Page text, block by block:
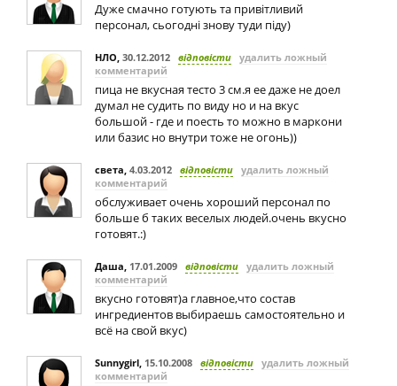
Дуже смачно готують та привітливий
персонал, сьогодні знову туди піду)
НЛО, 30.12.2012 відповісти удалить ложный
комментарий
пица не вкусная тесто 3 см.я ее даже не доел
думал не судить по виду но и на вкус
большой - где и поесть то можно в маркони
или базис но внутри тоже не огонь))
света, 4.03.2012 відповісти удалить ложный
комментарий
обслуживает очень хороший персонал по
больше б таких веселых людей.очень вкусно
готовят.:)
Даша, 17.01.2009 відповісти удалить ложный
комментарий
вкусно готовят)а главное,что состав
ингредиентов выбираешь самостоятельно и
всё на свой вкус)
Sunnygirl, 15.10.2008 відповісти удалить ложный
комментарий